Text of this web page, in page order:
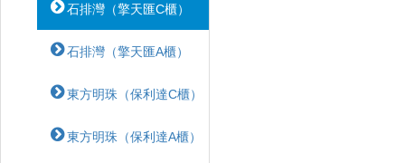
石排灣（擎天匯C櫃）
石排灣（擎天匯A櫃）
東方明珠（保利達C櫃）
東方明珠（保利達A櫃）